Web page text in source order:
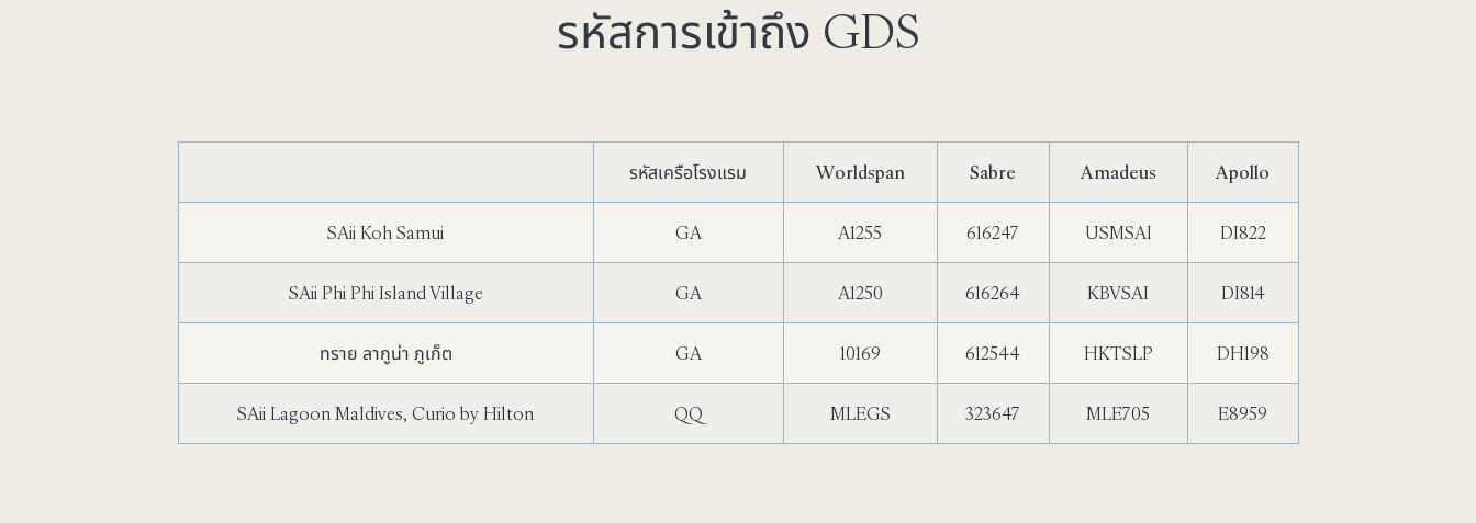
รหัสการเข้าถึง GDS
รหัสเครือโรงแรม Worldspan Sabre Amadeus Apollo
SAii Koh Samui GA A1255 616247 USMSAI DI822
SAii Phi Phi Island Village GA A1250 616264 KBVSAI DI814
ทราย ลากูน่า ภูเก็ต GA 10169 612544 HKTSLP DH198
SAii Lagoon Maldives, Curio by Hilton QQ MLEGS 323647 MLE705 E8959